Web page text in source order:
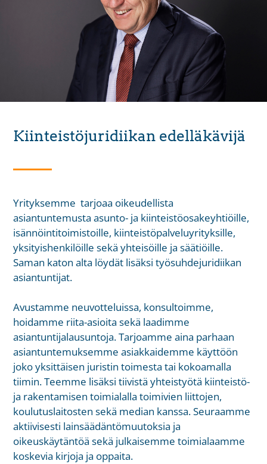
Kiinteistöjuridiikan edelläkävijä
Yrityksemme tarjoaa oikeudellista
asiantuntemusta asunto- ja kiinteistöosakeyhtiöille,
isännöintitoimistoille, kiinteistöpalveluyrityksille,
yksityishenkilöille sekä yhteisöille ja säätiöille.
Saman katon alta löydät lisäksi työsuhdejuridiikan
asiantuntijat.
Avustamme neuvotteluissa, konsultoimme,
hoidamme riita-asioita sekä laadimme
asiantuntijalausuntoja. Tarjoamme aina parhaan
asiantuntemuksemme asiakkaidemme käyttöön
joko yksittäisen juristin toimesta tai kokoamalla
tiimin. Teemme lisäksi tiivistä yhteistyötä kiinteistö-
ja rakentamisen toimialalla toimivien liittojen,
koulutuslaitosten sekä median kanssa. Seuraamme
aktiivisesti lainsäädäntömuutoksia ja
oikeuskäytäntöä sekä julkaisemme toimialaamme
koskevia kirjoja ja oppaita.